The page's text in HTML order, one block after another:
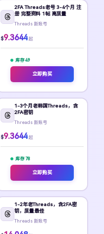
2FA Threads老号 3-4个月 注
册 完整资料 1帖 高质量
Threads 新账号
$9.3644 起
库存 49
立即购买
1-3个月老韩国Threads，含
2FA密钥
Threads 新账号
$9.3644 起
库存 78
立即购买
1-2年老Threads，含2FA密
钥，质量最佳
Threads 新账号